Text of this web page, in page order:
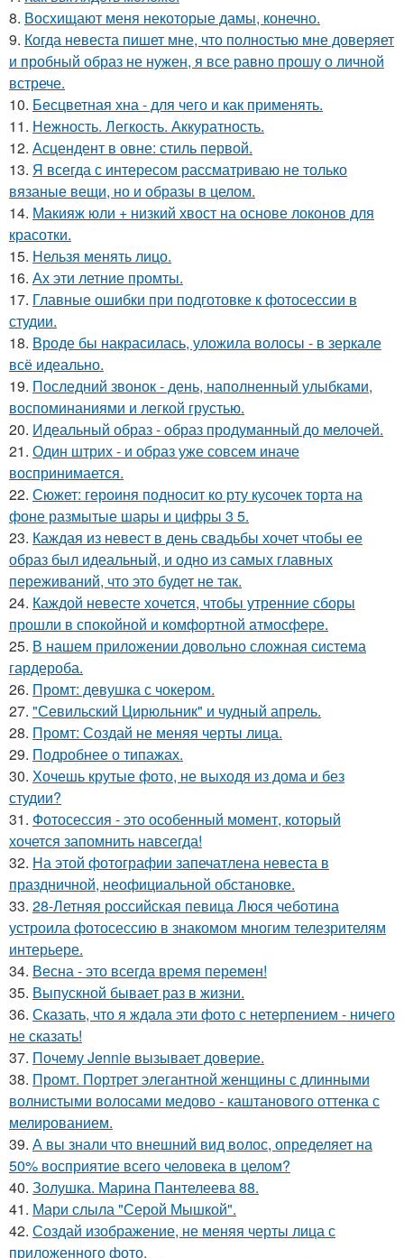
8. Восхищают меня некоторые дамы, конечно.
9. Когда невеста пишет мне, что полностью мне доверяет
и пробный образ не нужен, я все равно прошу о личной
встрече.
10. Бесцветная хна - для чего и как применять.
11. Нежность. Легкость. Аккуратность.
12. Асцендент в овне: стиль первой.
13. Я всегда с интересом рассматриваю не только
вязаные вещи, но и образы в целом.
14. Макияж юли + низкий хвост на основе локонов для
красотки.
15. Нельзя менять лицо.
16. Ах эти летние промты.
17. Главные ошибки при подготовке к фотосессии в
студии.
18. Вроде бы накрасилась, уложила волосы - в зеркале
всё идеально.
19. Последний звонок - день, наполненный улыбками,
воспоминаниями и легкой грустью.
20. Идеальный образ - образ продуманный до мелочей.
21. Один штрих - и образ уже совсем иначе
воспринимается.
22. Сюжет: героиня подносит ко рту кусочек торта на
фоне размытые шары и цифры 3 5.
23. Каждая из невест в день свадьбы хочет чтобы ее
образ был идеальный, и одно из самых главных
переживаний, что это будет не так.
24. Каждой невесте хочется, чтобы утренние сборы
прошли в спокойной и комфортной атмосфере.
25. В нашем приложении довольно сложная система
гардероба.
26. Промт: девушка с чокером.
27. "Севильский Цирюльник" и чудный апрель.
28. Промт: Создай не меняя черты лица.
29. Подробнее о типажах.
30. Хочешь крутые фото, не выходя из дома и без
студии?
31. Фотосессия - это особенный момент, который
хочется запомнить навсегда!
32. На этой фотографии запечатлена невеста в
праздничной, неофициальной обстановке.
33. 28-Летняя российская певица Люся чеботина
устроила фотосессию в знакомом многим телезрителям
интерьере.
34. Весна - это всегда время перемен!
35. Выпускной бывает раз в жизни.
36. Сказать, что я ждала эти фото с нетерпением - ничего
не сказать!
37. Почему Jennie вызывает доверие.
38. Промт. Портрет элегантной женщины с длинными
волнистыми волосами медово - каштанового оттенка с
мелированием.
39. А вы знали что внешний вид волос, определяет на
50% восприятие всего человека в целом?
40. Золушка. Марина Пантелеева 88.
41. Мари слыла "Серой Мышкой".
42. Создай изображение, не меняя черты лица с
приложенного фото.